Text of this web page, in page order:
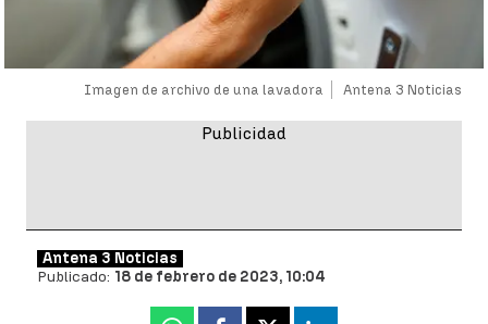
Imagen de archivo de una lavadora Antena 3 Noticias
Antena 3 Noticias
Publicado: 18 de febrero de 2023, 10:04